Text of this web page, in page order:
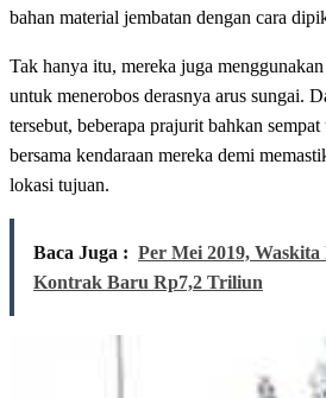
bahan material jembatan dengan cara
Tak hanya itu, mereka juga
untuk menerobos derasnya arus sungai.
tersebut, beberapa prajurit bahkan
bersama kendaraan mereka demi
lokasi tujuan.
Baca Juga : Per Mei 2019,
Kontrak Baru Rp7,2 Triliun